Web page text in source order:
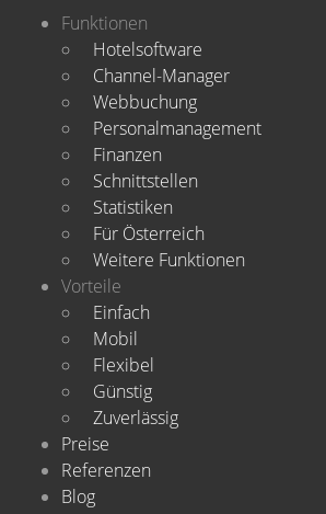
Funktionen
Hotelsoftware
Channel-Manager
Webbuchung
Personalmanagement
Finanzen
Schnittstellen
Statistiken
Für Österreich
Weitere Funktionen
Vorteile
Einfach
Mobil
Flexibel
Günstig
Zuverlässig
Preise
Referenzen
Blog